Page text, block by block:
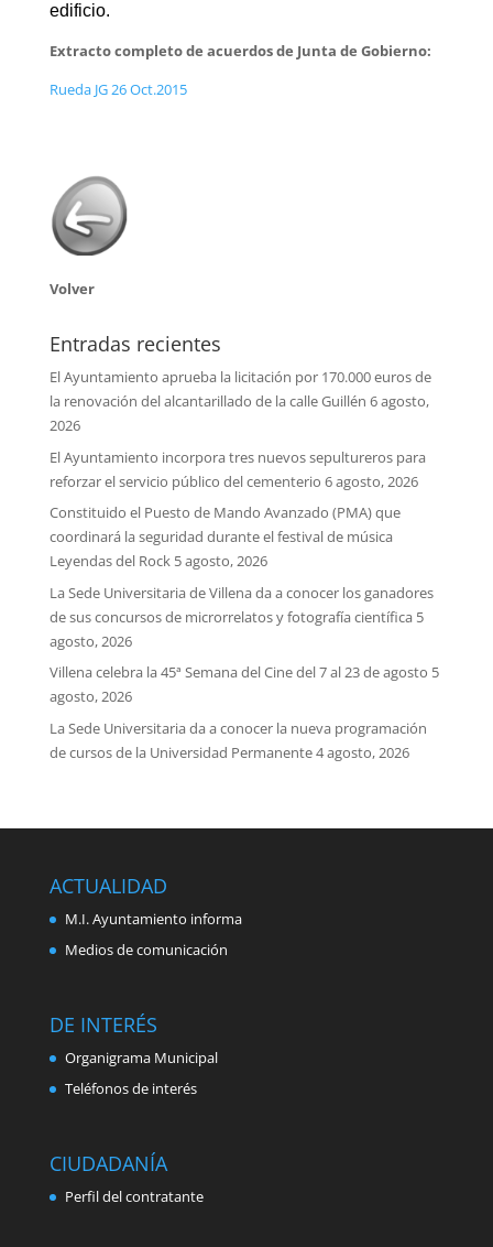
edificio.
Extracto completo de acuerdos de Junta de Gobierno:
Rueda JG 26 Oct.2015
Volver
Entradas recientes
El Ayuntamiento aprueba la licitación por 170.000 euros de
la renovación del alcantarillado de la calle Guillén 6 agosto,
2026
El Ayuntamiento incorpora tres nuevos sepultureros para
reforzar el servicio público del cementerio 6 agosto, 2026
Constituido el Puesto de Mando Avanzado (PMA) que
coordinará la seguridad durante el festival de música
Leyendas del Rock 5 agosto, 2026
La Sede Universitaria de Villena da a conocer los ganadores
de sus concursos de microrrelatos y fotografía científica 5
agosto, 2026
Villena celebra la 45ª Semana del Cine del 7 al 23 de agosto 5
agosto, 2026
La Sede Universitaria da a conocer la nueva programación
de cursos de la Universidad Permanente4 agosto, 2026
ACTUALIDAD
M.I. Ayuntamiento informa
Medios de comunicación
DE INTERÉS
Organigrama Municipal
Teléfonos de interés
CIUDADANÍA
Perfil del contratante